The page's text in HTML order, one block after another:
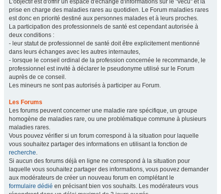
L'objectif est d'offrir un espace d'échange d'informations sur le "vécu" et la
prise en charge des maladies rares au quotidien. Le Forum maladies rares
est donc en priorité destiné aux personnes malades et à leurs proches.
La participation des professionnels de santé est cependant autorisée à
deux conditions :
- leur statut de professionnel de santé doit être explicitement mentionné
dans leurs échanges avec les autres internautes,
- lorsque le conseil ordinal de la profession concernée le recommande, le
professionnel est invité à déclarer le pseudonyme utilisé sur le Forum
auprès de ce conseil.
Les mineurs ne sont pas autorisés à participer au Forum.
Les Forums
Les forums peuvent concerner une maladie rare spécifique, un groupe
homogène de maladies rare, ou une problématique commune à plusieurs
maladies rares.
Vous pouvez vérifier si un forum correspond à la situation pour laquelle
vous souhaitez partager des informations en utilisant la fonction de
recherche.
Si aucun des forums déjà en ligne ne correspond à la situation pour
laquelle vous souhaitez partager des informations, vous pouvez demander
aux modérateurs de créer un nouveau forum en complétant le
formulaire dédié en précisant bien vos souhaits. Les modérateurs vous